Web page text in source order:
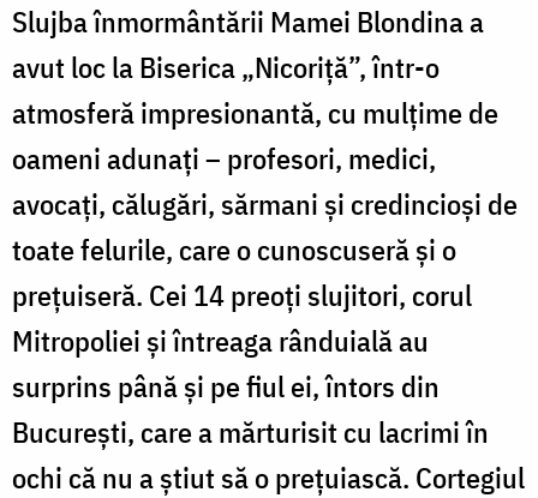
Slujba înmormântării Mamei Blondina a
avut loc la Biserica „Nicoriță”, într-o
atmosferă impresionantă, cu mulțime de
oameni adunați – profesori, medici,
avocați, călugări, sărmani și credincioși de
toate felurile, care o cunoscuseră și o
prețuiseră. Cei 14 preoți slujitori, corul
Mitropoliei și întreaga rânduială au
surprins până și pe fiul ei, întors din
București, care a mărturisit cu lacrimi în
ochi că nu a știut să o prețuiască. Cortegiul